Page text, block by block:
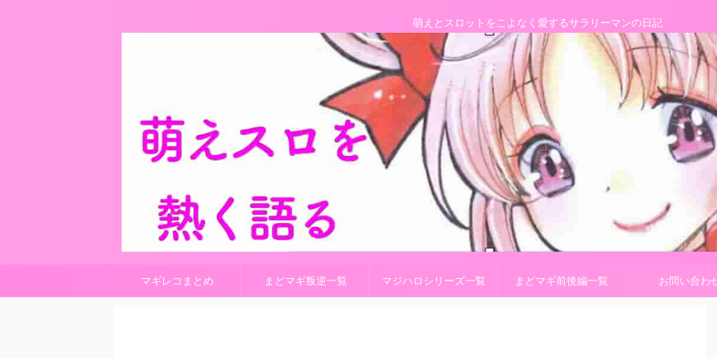
萌えとスロットをこよなく愛するサラリーマンの日記
マギレコまとめ まどマギ叛逆一覧 マジハロシリーズ一覧 まどマギ前後編一覧 お問い合わ